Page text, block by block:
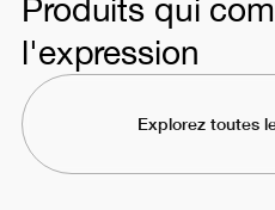
Produits qui
l'expression
Explorez toutes